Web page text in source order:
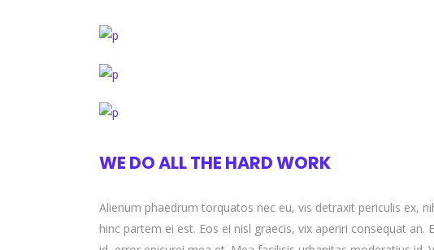
WE DO ALL THE HARD WORK
Alienum phaedrum torquatos nec eu, vis detraxit periculis ex,
hinc partem ei est. Eos ei nisl graecis, vix aperiri consequat